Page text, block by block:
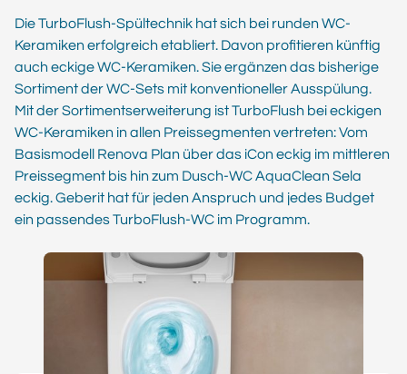
Die TurboFlush-Spültechnik hat sich bei runden WC-
Keramiken erfolgreich etabliert. Davon profitieren künftig
auch eckige WC-Keramiken. Sie ergänzen das bisherige
Sortiment der WC-Sets mit konventioneller Ausspülung.
Mit der Sortimentserweiterung ist TurboFlush bei eckigen
WC-Keramiken in allen Preissegmenten vertreten: Vom
Basismodell Renova Plan über das iCon eckig im mittleren
Preissegment bis hin zum Dusch-WC AquaClean Sela
eckig. Geberit hat für jeden Anspruch und jedes Budget
ein passendes TurboFlush-WC im Programm.